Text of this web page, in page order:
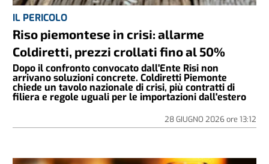
IL PERICOLO
Riso piemontese in crisi: allarme
Coldiretti, prezzi crollati fino al 50%
Dopo il confronto convocato dall'Ente Risi non
arrivano soluzioni concrete. Coldiretti Piemonte
chiede un tavolo nazionale di crisi, più contratti di
filiera e regole uguali per le importazioni dall'estero
28 GIUGNO 2026ore 13:12